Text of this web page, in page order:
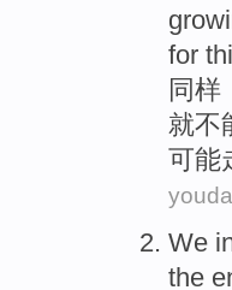
for
同样
就不
可能
We
the